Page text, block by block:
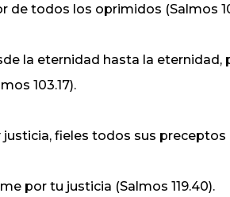
de todos los oprimidos (Salmos
la eternidad hasta la eternidad,
103.17).
fieles todos sus preceptos
por tu justicia (Salmos 119.40).